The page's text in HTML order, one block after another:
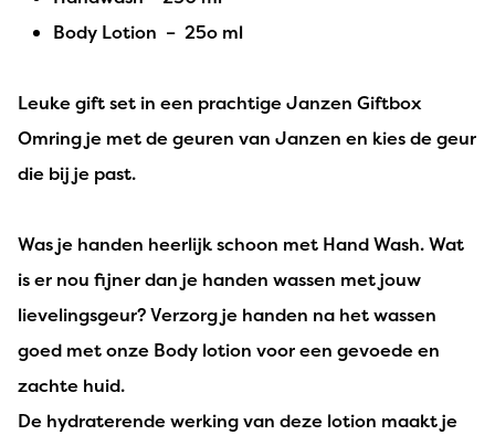
Body Lotion – 25o ml
Leuke gift set in een prachtige Janzen Giftbox
Omring je met de geuren van Janzen en kies de geur
die bij je past.
Was je handen heerlijk schoon met Hand Wash. Wat
is er nou fijner dan je handen wassen met jouw
lievelingsgeur? Verzorg je handen na het wassen
goed met onze Body lotion voor een gevoede en
zachte huid.
De hydraterende werking van deze lotion maakt je